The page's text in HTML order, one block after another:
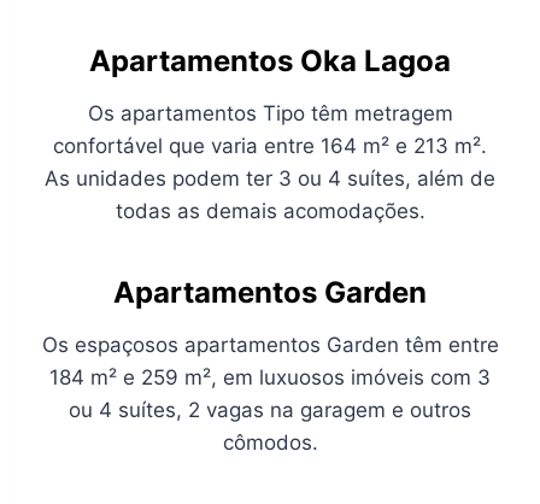
Apartamentos Oka Lagoa
Os apartamentos Tipo têm metragem
confortável que varia entre 164 m² e 213 m².
As unidades podem ter 3 ou 4 suítes, além de
todas as demais acomodações.
Apartamentos Garden
Os espaçosos apartamentos Garden têm entre
184 m² e 259 m², em luxuosos imóveis com 3
ou 4 suítes, 2 vagas na garagem e outros
cômodos.